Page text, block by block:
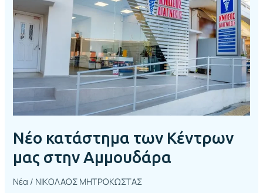
Νέο κατάστημα των Κέντρων
μας στην Αμμουδάρα
Νέα / ΝΙΚΟΛΑΟΣ ΜΗΤΡΟΚΩΣΤΑΣ
των
Κέντρων
μας
Αμμουδάρα